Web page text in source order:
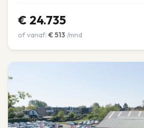
€ 24.735
of vanaf: € 513 /mnd